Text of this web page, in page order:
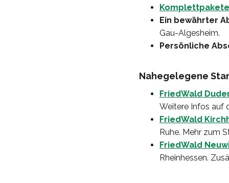
Komplettpakete
Ein bewährter
Gau-Algesheim.
Persönliche
Nahegelegene
FriedWald
Weitere Infos auf
FriedWald
Ruhe. Mehr zum
FriedWald
Rheinhessen.